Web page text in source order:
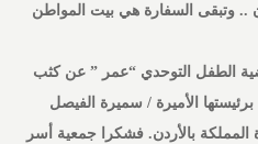
.. وتبقى السفارة هي بيت المواطن
الطفل التوحدي “عمر ” عن كثب
الأميرة / سميرة الفيصل
المملكة بالأردن. فشكرا جمعية أسر